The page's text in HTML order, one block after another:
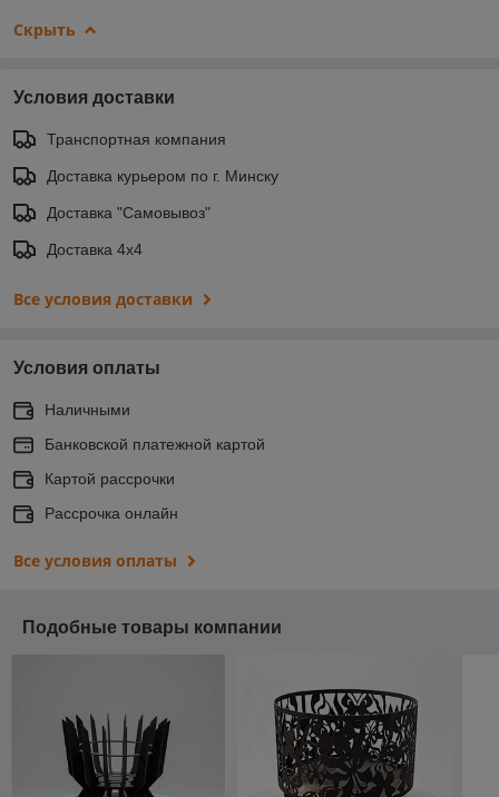
Скрыть
Условия доставки
Транспортная компания
Доставка курьером по г. Минску
Доставка "Самовывоз"
Доставка 4х4
Все условия доставки
Условия оплаты
Наличными
Банковской платежной картой
Картой рассрочки
Рассрочка онлайн
Все условия оплаты
Подобные товары компании